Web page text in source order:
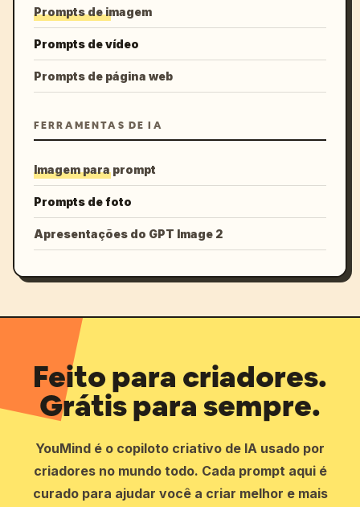
Prompts de imagem
Prompts de vídeo
Prompts de página web
FERRAMENTAS DE IA
Imagem para prompt
Prompts de foto
Apresentações do GPT Image 2
Feito para criadores.
Grátis para sempre.
YouMind é o copiloto criativo de IA usado por
criadores no mundo todo. Cada prompt aqui é
curado para ajudar você a criar melhor e mais